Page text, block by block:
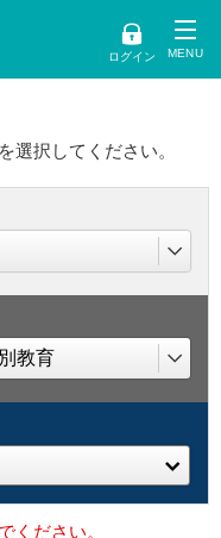
ログイン
選択してください。
ください。